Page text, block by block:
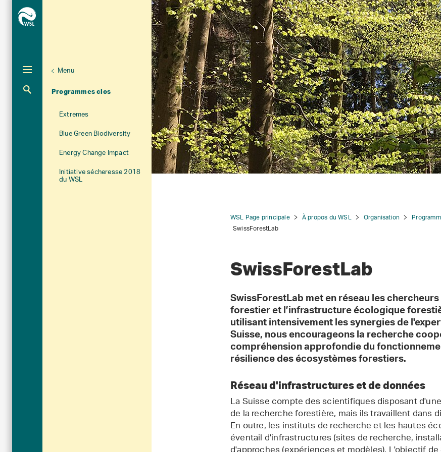
Programmes et initiatives
Unternavigation
Menu
Programmes clos
Aktuelle Navigation
Extremes
Blue Green Biodiversity
Energy Change Impact
Initiative sécheresse 2018
du WSL
WSL Page principale À propos du WSL Organisation
SwissForestLab
SwissForestLab
SwissForestLab met en réseau les
forestier et l’infrastructure écologique
utilisant intensivement les synergies de
Suisse, nous encourageons la recherche
compréhension approfondie du
résilience des écosystèmes forestiers.
Réseau d'infrastructures et de données
La Suisse compte des scientifiques disposant
de la recherche forestière, mais ils travaillent
En outre, les instituts de recherche et les hautes
éventail d'infrastructures (sites de recherche,